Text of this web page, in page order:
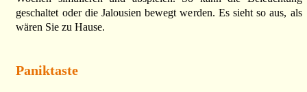
geschaltet oder die Jalousien bewegt werden. Es sieht so aus, als
wären Sie zu Hause.
Paniktaste